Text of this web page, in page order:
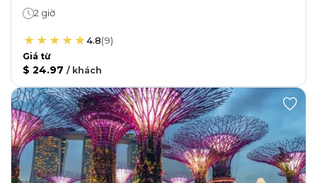
2 giờ
4.8(9)
Giá từ
$ 24.97 / khách